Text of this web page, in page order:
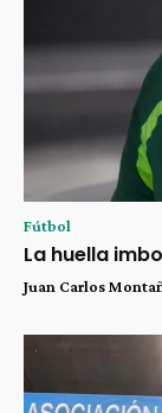
Fútbol
La huella
Juan Carlos